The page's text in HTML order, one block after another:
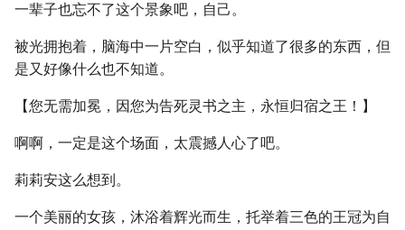
一辈子也忘不了这个景象吧，自己。
被光拥抱着，脑海中一片空白，似乎知道了很多的东西，但
是又好像什么也不知道。
【您无需加冕，因您为告死灵书之主，永恒归宿之王！】
啊啊，一定是这个场面，太震撼人心了吧。
莉莉安这么想到。
一个美丽的女孩，沐浴着辉光而生，托举着三色的王冠为自